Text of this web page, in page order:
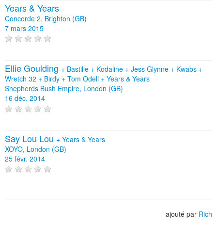
Years & Years
Concorde 2, Brighton (GB)
7 mars 2015
Ellie Goulding + Bastille + Kodaline + Jess Glynne + Kwabs +
Wretch 32 + Birdy + Tom Odell + Years & Years
Shepherds Bush Empire, London (GB)
16 déc. 2014
Say Lou Lou + Years & Years
XOYO, London (GB)
25 févr. 2014
ajouté par Rich